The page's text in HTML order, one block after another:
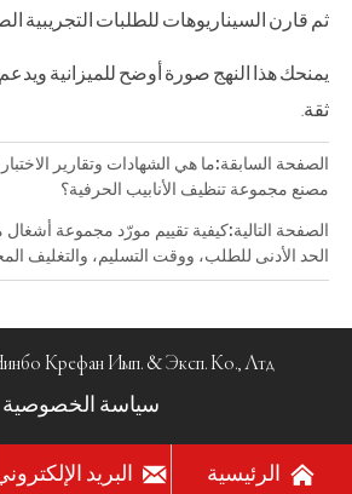
ثم قارن السيناريوهات للطلبات التجريبية
يمنحك هذا النهج صورة أوضح للميزانية ويدعم
ثقة.
الصفحة السابقة:ما هي الشهادات وتقارير
مصنع مجموعة تنظيف الأنابيب الحرفية؟
الصفحة التالية: كيفية تقييم مورّد مجموعة
الحد الأدنى للطلب، ووقت التسليم، والتغليف
Крефан Имп. & Эксп. Ко., Лтд.
سياسة الخصوصية
 الرئيسية  البريد